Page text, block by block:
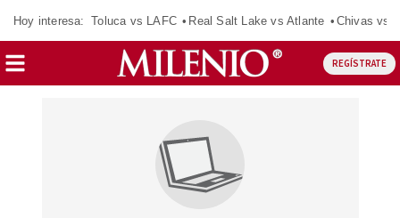
Hoy interesa: Toluca vs LAFC Real Salt Lake vs Atlante Chivas vs
REGÍSTRATE